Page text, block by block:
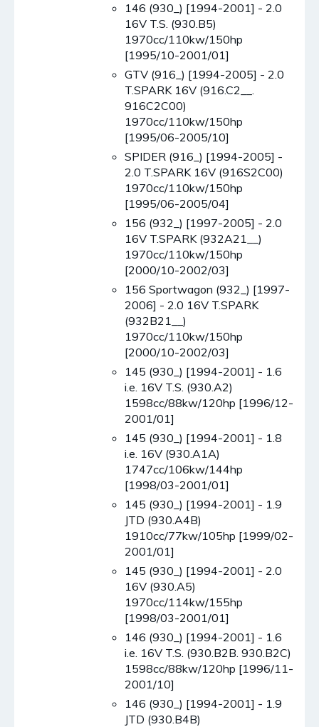
146 (930_) [1994-2001] - 2.0
16V T.S. (930.B5)
1970cc/110kw/150hp
[1995/10-2001/01]
GTV (916_) [1994-2005] - 2.0
T.SPARK 16V (916.C2__.
916C2C00)
1970cc/110kw/150hp
[1995/06-2005/10]
SPIDER (916_) [1994-2005] -
2.0 T.SPARK 16V (916S2C00)
1970cc/110kw/150hp
[1995/06-2005/04]
156 (932_) [1997-2005] - 2.0
16V T.SPARK (932A21__)
1970cc/110kw/150hp
[2000/10-2002/03]
156 Sportwagon (932_) [1997-
2006] - 2.0 16V T.SPARK
(932B21__)
1970cc/110kw/150hp
[2000/10-2002/03]
145 (930_) [1994-2001] - 1.6
i.e. 16V T.S. (930.A2)
1598cc/88kw/120hp [1996/12-
2001/01]
145 (930_) [1994-2001] - 1.8
i.e. 16V (930.A1A)
1747cc/106kw/144hp
[1998/03-2001/01]
145 (930_) [1994-2001] - 1.9
JTD (930.A4B)
1910cc/77kw/105hp [1999/02-
2001/01]
145 (930_) [1994-2001] - 2.0
16V (930.A5)
1970cc/114kw/155hp
[1998/03-2001/01]
146 (930_) [1994-2001] - 1.6
i.e. 16V T.S. (930.B2B. 930.B2C)
1598cc/88kw/120hp [1996/11-
2001/10]
146 (930_) [1994-2001] - 1.9
JTD (930.B4B)